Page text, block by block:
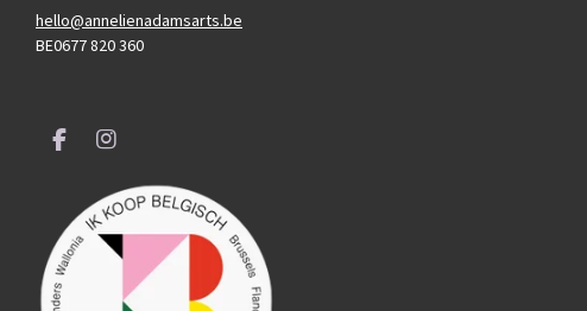
hello@annelienadamsarts.be
BE0677 820 360
F
b
o
o
k
I
s
t
a
g